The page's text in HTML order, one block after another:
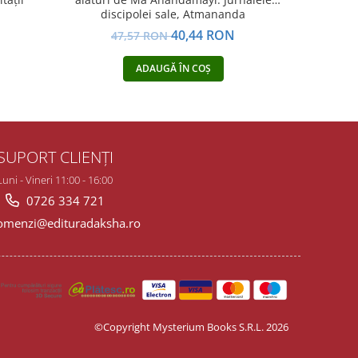
discipolei sale, Atmananda
47,57 RON40,44 RON
ADAUGĂ ÎN COȘ
CLIENȚI
- Vineri 11:00 - 16:00
0726 334 721
©Copyright Mysterium Books S.R.L. 2026